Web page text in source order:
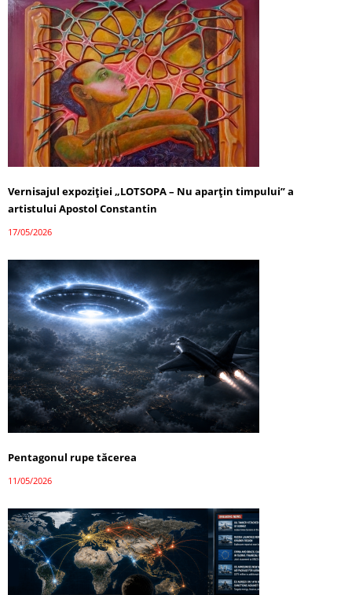
Vernisajul expoziției „LOTSOPA – Nu aparțin timpului” a
artistului Apostol Constantin
17/05/2026
Pentagonul rupe tăcerea
11/05/2026